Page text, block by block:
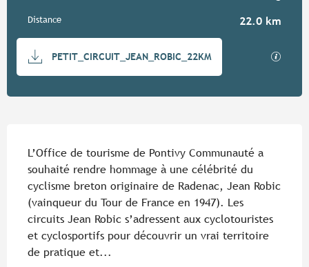
Distance 22.0 km
Documentation
PETIT_CIRCUIT_JEAN_ROBIC_22KM
L’Office de tourisme de Pontivy Communauté a
souhaité rendre hommage à une célébrité du
cyclisme breton originaire de Radenac, Jean Robic
(vainqueur du Tour de France en 1947). Les
circuits Jean Robic s’adressent aux cyclotouristes
et cyclosportifs pour découvrir un vrai territoire
de pratique et...